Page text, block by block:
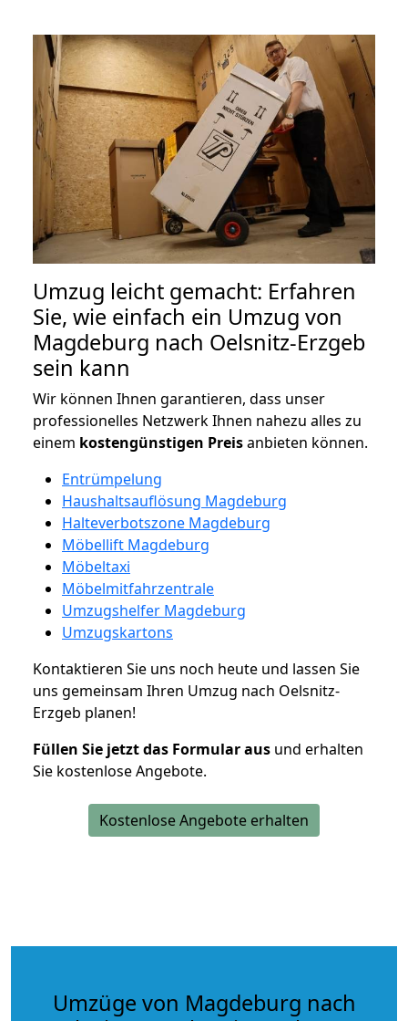
Umzug leicht gemacht: Erfahren
Sie, wie einfach ein Umzug von
Magdeburg nach Oelsnitz-Erzgeb
sein kann
Wir können Ihnen garantieren, dass unser
professionelles Netzwerk Ihnen nahezu alles zu
einem kostengünstigen Preisanbieten können.
Entrümpelung
Haushaltsauflösung Magdeburg
Halteverbotszone Magdeburg
Möbellift Magdeburg
Möbeltaxi
Möbelmitfahrzentrale
Umzugshelfer Magdeburg
Umzugskartons
Kontaktieren Sie uns noch heute und lassen Sie
uns gemeinsam Ihren Umzug nach Oelsnitz-
Erzgeb planen!
Füllen Sie jetzt das Formular aus und erhalten
Sie kostenlose Angebote.
Kostenlose Angebote erhalten
Umzüge von Magdeburg nach